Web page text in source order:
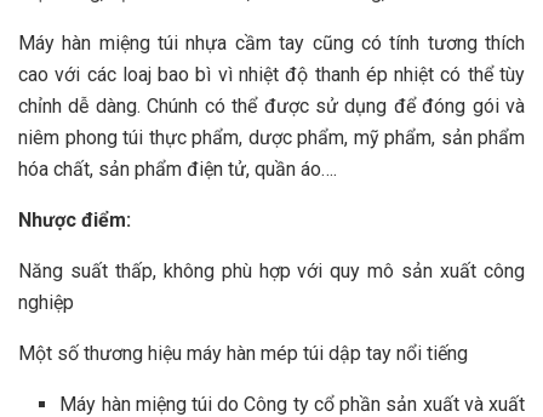
Máy hàn miệng túi nhựa cầm tay cũng có tính tương thích
cao với các loaj bao bì vì nhiệt độ thanh ép nhiệt có thể tùy
chỉnh dễ dàng. Chúnh có thể được sử dụng để đóng gói và
niêm phong túi thực phẩm, dược phẩm, mỹ phẩm, sản phẩm
hóa chất, sản phẩm điện tử, quần áo….
Nhược điểm:
Năng suất thấp, không phù hợp với quy mô sản xuất công
nghiệp
Một số thương hiệu máy hàn mép túi dập tay nổi tiếng
Máy hàn miệng túi do Công ty cổ phần sản xuất và xuất